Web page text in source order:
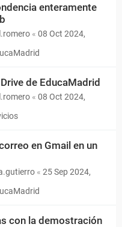
enteramente
« 08 Oct 2024,
de EducaMadrid
« 08 Oct 2024,
en Gmail en un
« 25 Sep 2024,
con la demostración